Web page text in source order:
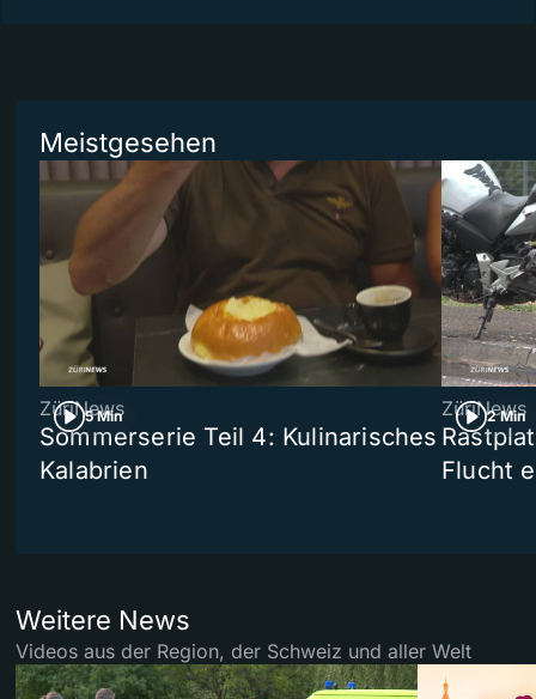
Meistgesehen
5 Min
ZüriNews
Sommerserie Teil 4: Kulinarisches
Kalabrien
2 Min
ZüriNews
Flucht
Weitere News
Videos aus der Region, der Schweiz und aller Welt